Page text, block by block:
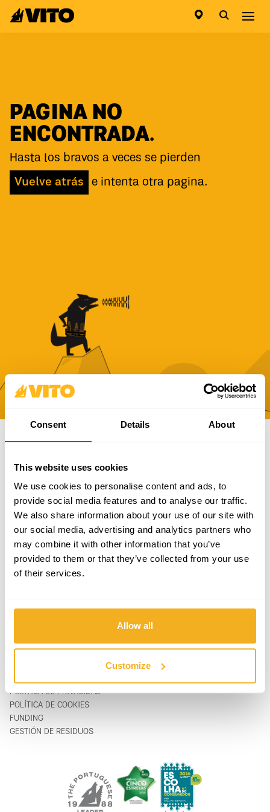
Consent Details About
This website uses cookies
We use cookies to personalise content and ads, to
provide social media features and to analyse our traffic.
We also share information about your use of our site with
our social media, advertising and analytics partners who
may combine it with other information that you’ve
provided to them or that they’ve collected from your use
of their services.
Allow all
Customize
Ir a la pagina principal
PAGINA NO
ENCONTRADA.
Hasta los bravos a veces se pierden
Vuelve atrás
e intenta otra pagina.
PRODUCTOS
APOYO & SERVICIO
SOBRE
CATÁLOGOS
FAQ
CONTACTOS
FORMULARIO DE CONTACTO
POLÍTICA DE PRIVACIDAD
POLÍTICA DE COOKIES
FUNDING
GESTIÓN DE RESIDUOS
novedades, promociones y campañas de VITO.
SUBSCRIBIR